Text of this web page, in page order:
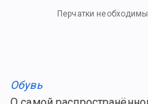
Перчатки
Обувь